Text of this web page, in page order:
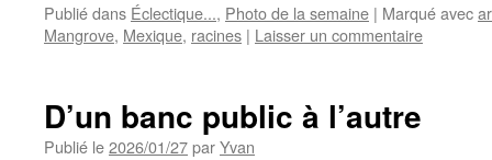
Publié dans Éclectique..., Photo de la semaine | Marqué avec
Mangrove, Mexique, racines | Laisser un commentaire
D’un banc public à l’autre
Publié le2026/01/27parYvan